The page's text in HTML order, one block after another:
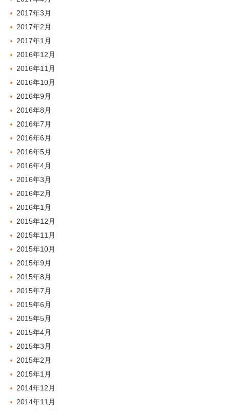
2017年3月
2017年2月
2017年1月
2016年12月
2016年11月
2016年10月
2016年9月
2016年8月
2016年7月
2016年6月
2016年5月
2016年4月
2016年3月
2016年2月
2016年1月
2015年12月
2015年11月
2015年10月
2015年9月
2015年8月
2015年7月
2015年6月
2015年5月
2015年4月
2015年3月
2015年2月
2015年1月
2014年12月
2014年11月